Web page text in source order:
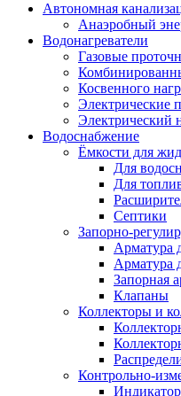
Автономная
Анаэробный
Водонагреватели
Газовые
Косвенного
Электрические
Электрический
Водоснабжение
Ёмкости для
Для
Для
Септики
Запорно-
Арматура
Арматура
Запорная
Клапаны
Коллекторы и
Контрольно-